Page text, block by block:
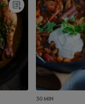
30 MIN